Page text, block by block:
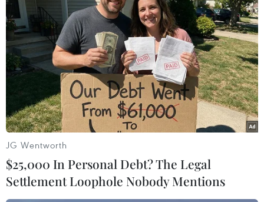
Theo số liệu của trung tâm Dữ liệu Băng tuyết quốc gia
của Mỹ, diện tích băng tính đến ngày 17/9 chỉ còn
khoảng 5 triệu km2, giảm so với diện tích băng của
năm 2013.
JG Wentworth
$25,000 In Personal Debt? The Legal
Settlement Loophole Nobody Mentions